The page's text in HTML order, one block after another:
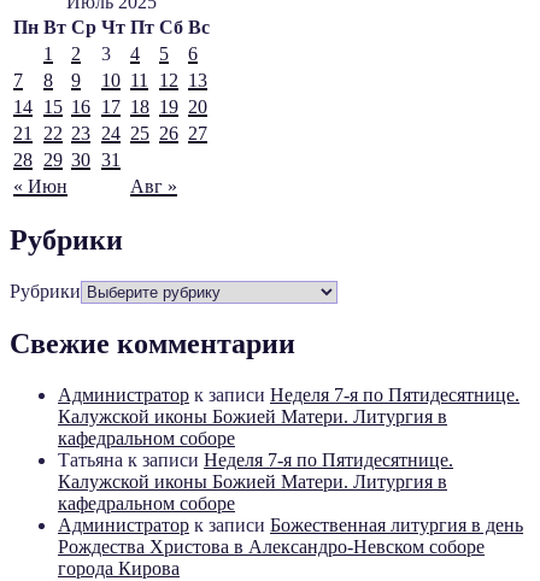
Пн Вт Ср Чт Пт Сб Вс
« Июн Авг »
1 2 3 4 5
6
7
8 9 10 11 12 13
14 15 16 17 18 19 20
21
22 23 24 25 26 27
28 29 30 31
Рубрики
Рубрики
Свежие комментарии
Администратор к записи Неделя 7-я по Пятидесятнице.
Калужской иконы Божией Матери. Литургия в
кафедральном соборе
Татьяна к записи Неделя 7-я по Пятидесятнице.
Калужской иконы Божией Матери. Литургия в
кафедральном соборе
Администратор к записи Божественная литургия в день
Рождества Христова в Александро-Невском соборе
города Кирова